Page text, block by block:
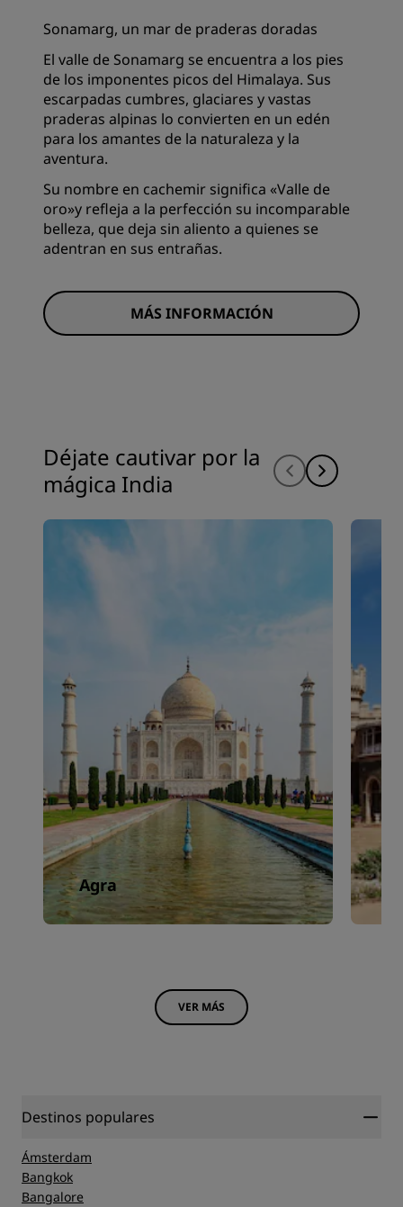
Sonamarg, un mar de praderas doradas
El valle de Sonamarg se encuentra a los pies
de los imponentes picos del Himalaya. Sus
escarpadas cumbres, glaciares y vastas
praderas alpinas lo convierten en un edén
para los amantes de la naturaleza y la
aventura.
Su nombre en cachemir significa «Valle de
oro»y refleja a la perfección su incomparable
belleza, que deja sin aliento a quienes se
adentran en sus entrañas.
MÁS INFORMACIÓN
Déjate cautivar por la
mágica India
Agra
VER MÁS
Destinos populares
Ámsterdam
Bangkok
Bangalore